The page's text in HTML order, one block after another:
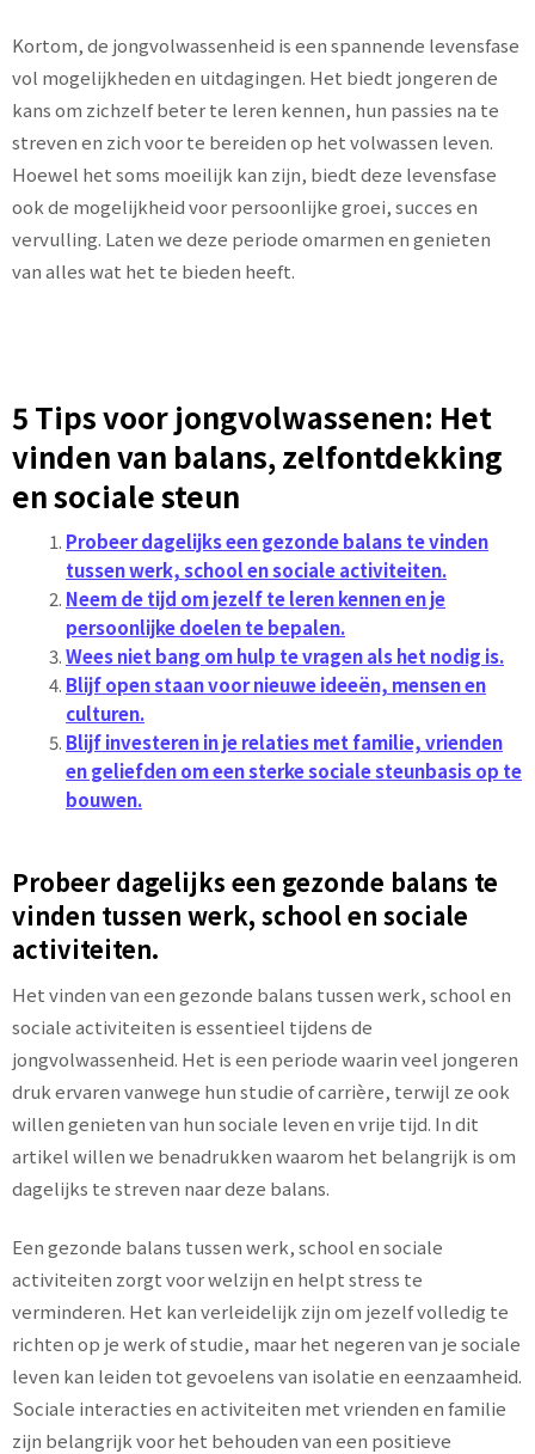
Kortom, de jongvolwassenheid is een spannende levensfase
vol mogelijkheden en uitdagingen. Het biedt jongeren de
kans om zichzelf beter te leren kennen, hun passies na te
streven en zich voor te bereiden op het volwassen leven.
Hoewel het soms moeilijk kan zijn, biedt deze levensfase
ook de mogelijkheid voor persoonlijke groei, succes en
vervulling. Laten we deze periode omarmen en genieten
van alles wat het te bieden heeft.
5 Tips voor jongvolwassenen: Het
vinden van balans, zelfontdekking
en sociale steun
Probeer dagelijks een gezonde balans te vinden
tussen werk, school en sociale activiteiten.
Neem de tijd om jezelf te leren kennen en je
persoonlijke doelen te bepalen.
Wees niet bang om hulp te vragen als het nodig is.
Blijf open staan voor nieuwe ideeën, mensen en
culturen.
Blijf investeren in je relaties met familie, vrienden
en geliefden om een ​​sterke sociale steunbasis op te
bouwen.
Probeer dagelijks een gezonde balans te
vinden tussen werk, school en sociale
activiteiten.
Het vinden van een gezonde balans tussen werk, school en
sociale activiteiten is essentieel tijdens de
jongvolwassenheid. Het is een periode waarin veel jongeren
druk ervaren vanwege hun studie of carrière, terwijl ze ook
willen genieten van hun sociale leven en vrije tijd. In dit
artikel willen we benadrukken waarom het belangrijk is om
dagelijks te streven naar deze balans.
Een gezonde balans tussen werk, school en sociale
activiteiten zorgt voor welzijn en helpt stress te
verminderen. Het kan verleidelijk zijn om jezelf volledig te
richten op je werk of studie, maar het negeren van je sociale
leven kan leiden tot gevoelens van isolatie en eenzaamheid.
Sociale interacties en activiteiten met vrienden en familie
zijn belangrijk voor het behouden van een positieve